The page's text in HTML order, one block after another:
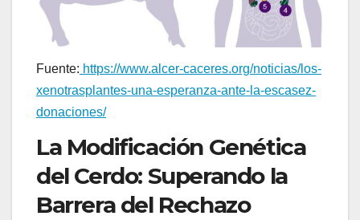
Fuente: https://www.alcer-caceres.org/noticias/los-
xenotrasplantes-una-esperanza-ante-la-escasez-
donaciones/
La Modificación Genética
del Cerdo: Superando la
Barrera del Rechazo